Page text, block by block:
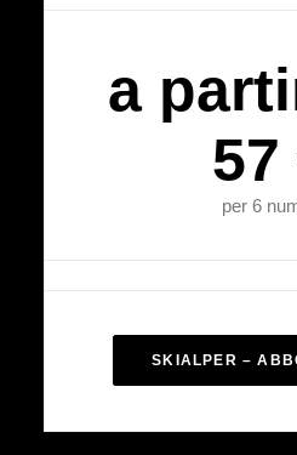
a
57
per 6
SKIALPER –